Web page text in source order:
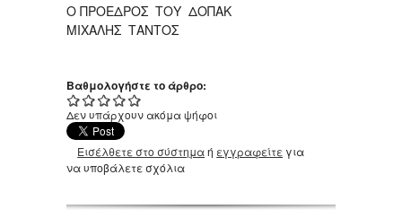
Ο ΠΡΟΕΔΡΟΣ ΤΟΥ ΔΟΠΑΚ
ΜΙΧΑΛΗΣ ΤΑΝΤΟΣ
Βαθμολογήστε το άρθρο:
Δεν υπάρχουν ακόμα ψήφοι
Εισέλθετε στο σύστημαή εγγραφείτε για
να υποβάλετε σχόλια